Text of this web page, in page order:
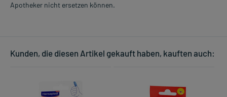
Apotheker nicht ersetzen können.
Kunden, die diesen Artikel gekauft haben, kauften auch: